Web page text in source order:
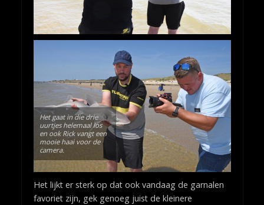
Het gaat in die drie
uurtjes helemaal los
en ook Rick vangt een
mooie haai voor de
camera.
Het lijkt er sterk op dat ook vandaag de garnalen
favoriet zijn, gek genoeg juist de kleinere